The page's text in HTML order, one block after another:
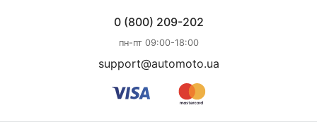
0 (800) 209-202
пн-пт 09:00-18:00
support@automoto.ua